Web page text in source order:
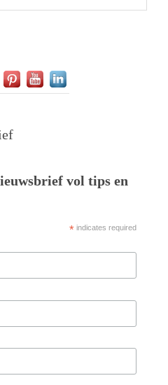
vol tips en
*indicates required